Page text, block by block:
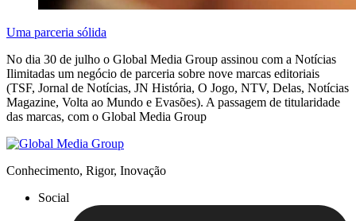
Uma parceria sólida
No dia 30 de julho o Global Media Group assinou com a Notícias
Ilimitadas um negócio de parceria sobre nove marcas editoriais
(TSF, Jornal de Notícias, JN História, O Jogo, NTV, Delas, Notícias
Magazine, Volta ao Mundo e Evasões). A passagem de titularidade
das marcas, com o Global Media Group
Conhecimento, Rigor, Inovação
Social